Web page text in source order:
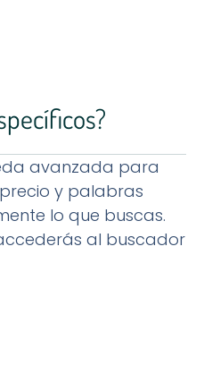
avanzada para
y palabras
lo que buscas.
al buscador